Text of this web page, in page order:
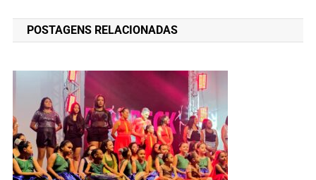
de
Post
POSTAGENS RELACIONADAS